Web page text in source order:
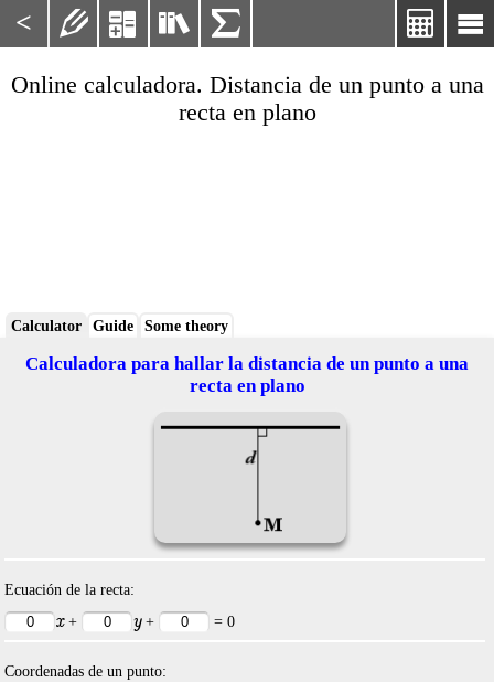
< 

   
Online calculadora. Distancia de un punto a una
recta en plano
Calculator Guide Some theory
Calculadora para hallar la distancia de un punto a una
recta en plano
Ecuación de la recta:
x+ y+ = 0
Coordenadas de un punto: